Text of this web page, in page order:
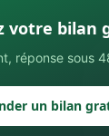
votre bilan
réponse sous
un bilan